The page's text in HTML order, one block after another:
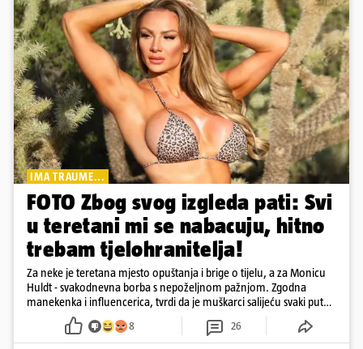
IMA TRAUME...
FOTO Zbog svog izgleda pati: Svi
u teretani mi se nabacuju, hitno
trebam tjelohranitelja!
Za neke je teretana mjesto opuštanja i brige o tijelu, a za Monicu
Huldt - svakodnevna borba s nepoželjnom pažnjom. Zgodna
manekenka i influencerica, tvrdi da je muškarci salijeću svaki put
kad dođe na trening
8 26